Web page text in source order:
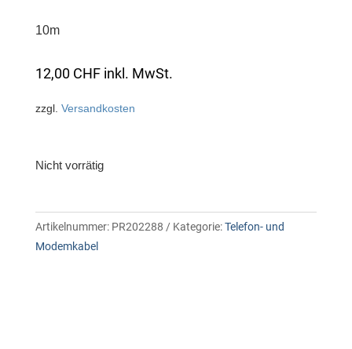
10m
12,00 CHF inkl. MwSt.
zzgl. Versandkosten
Nicht vorrätig
Artikelnummer: PR202288 Kategorie:Telefon- und
Modemkabel